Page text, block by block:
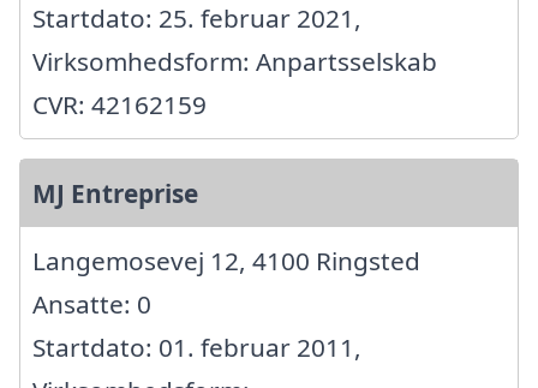
Startdato: 25. februar 2021,
Virksomhedsform: Anpartsselskab
CVR: 42162159
MJ Entreprise
Langemosevej 12, 4100 Ringsted
Ansatte: 0
Startdato: 01. februar 2011,